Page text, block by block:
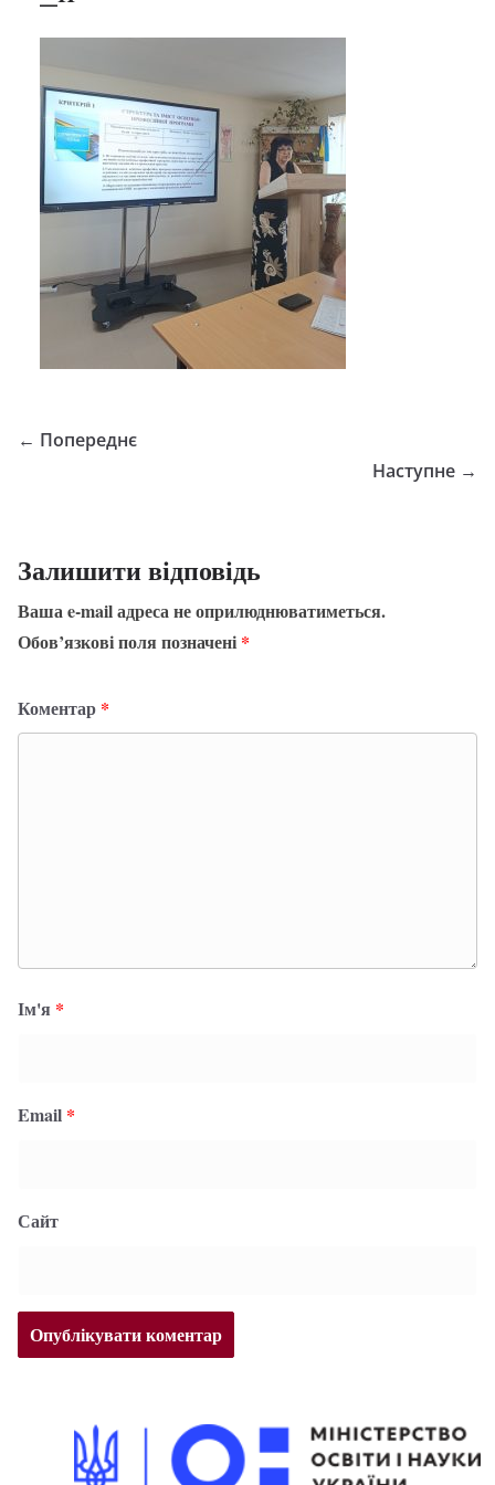
← Попереднє
Наступне →
Залишити відповідь
Ваша e-mail адреса не оприлюднюватиметься.
Обов’язкові поля позначені *
Коментар *
Ім'я *
Email *
Сайт